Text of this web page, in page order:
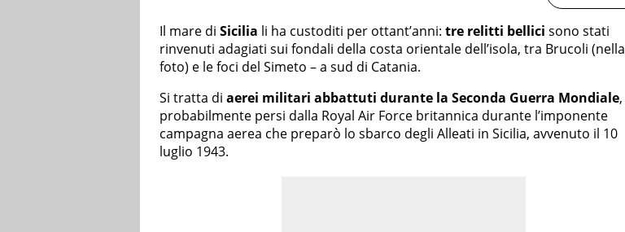
Il mare di Sicilia li ha custoditi per ottant’anni: tre relitti bellici sono stati
rinvenuti adagiati sui fondali della costa orientale dell’isola, tra Brucoli (nella
foto) e le foci del Simeto – a sud di Catania.
Si tratta di aerei militari abbattuti durante la Seconda Guerra Mondiale,
probabilmente persi dalla Royal Air Force britannica durante l’imponente
campagna aerea che preparò lo sbarco degli Alleati in Sicilia, avvenuto il 10
luglio 1943.